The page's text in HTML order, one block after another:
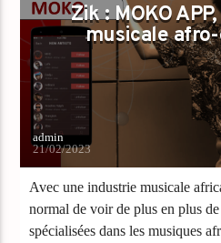
Zik : MOKO
musicale
admin
21/02/2023
Avec une industrie musicale
normal de voir de plus en plus
spécialisées dans les musiques